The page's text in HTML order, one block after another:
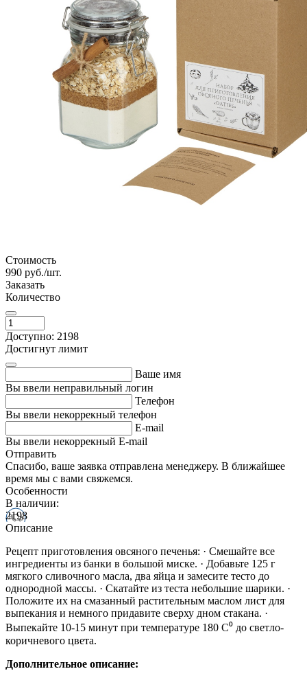
Стоимость
990 руб./шт.
Заказать
Количество
Доступно: 2198
Достигнут лимит
Ваше имя
Вы ввели неправильный логин
Телефон
Вы ввели некоррекный телефон
E-mail
Вы ввели некоррекный E-mail
Отправить
Спасибо, ваше заявка отправлена менеджеру. В ближайшее
время мы с вами свяжемся.
Особенности
В наличии:
2198
Описание
Рецепт приготовления овсяного печенья: · Смешайте все
ингредиенты из банки в большой миске. · Добавьте 125 г
мягкого сливочного масла, два яйца и замесите тесто до
однородной массы. · Скатайте из теста небольшие шарики. ·
Положите их на смазанный растительным маслом лист для
выпекания и немного придавите сверху дном стакана. ·
Выпекайте 10-15 минут при температуре 180 С⁰ до светло-
коричневого цвета.
Дополнительное описание: